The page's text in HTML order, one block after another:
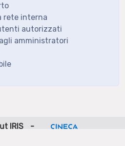
rete interna
autorizzati
amministratori
IRIS
-